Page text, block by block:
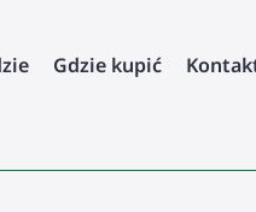
Gdzie kupić